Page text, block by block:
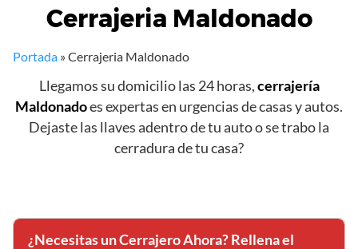
Cerrajeria Maldonado
Portada »Cerrajeria Maldonado
Llegamos su domicilio las 24 horas,cerrajería
Maldonadoes expertas en urgencias de casas y autos.
Dejaste las llaves adentro de tu auto o se trabo la
cerradura de tu casa?
¿Necesitas un Cerrajero Ahora? Rellena el